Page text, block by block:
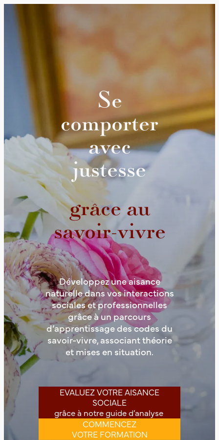
Se
comporter
avec
justesse
grâce au
savoir-vivre
Développez une aisance
naturelle dans vos interactions
sociales et professionnelles
grâce à un parcours
d’apprentissage des codes du
savoir-vivre, associant théorie
et mises en situation.
EVALUEZ VOTRE AISANCE
SOCIALE
grâce à notre guide d’analyse
COMMENCEZ
VOTRE FORMATION